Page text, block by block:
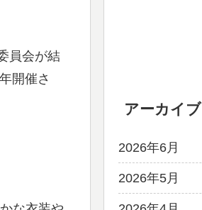
員会が結
開催さ
アーカイブ
2026年6月
2026年5月